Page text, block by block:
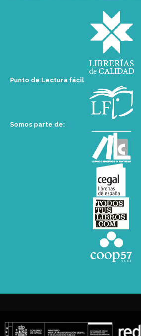
Punto de Lectura fácil
Somos parte de: